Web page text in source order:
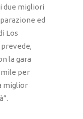
due migliori
ed
Los
prevede,
la gara
per
miglior